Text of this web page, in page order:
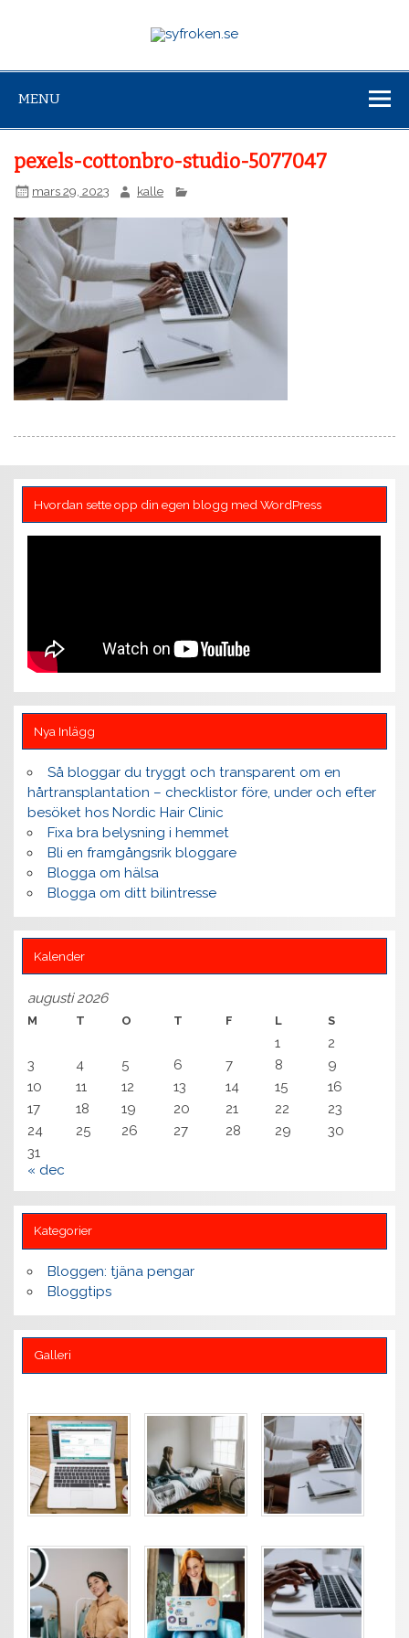
MENU
pexels-cottonbro-studio-5077047
mars 29, 2023 kalle
Hvordan sette opp din egen blogg med WordPress
Nya Inlägg
Så bloggar du tryggt och transparent om en
hårtransplantation – checklistor före, under och efter
besöket hos Nordic Hair Clinic
Fixa bra belysning i hemmet
Bli en framgångsrik bloggare
Blogga om hälsa
Blogga om ditt bilintresse
Kalender
augusti 2026
M T O T F L S
1
2
3
4 5 6 7 8
9
10
11 12 13 14 15
16
17
18 19 20 21 22
23
24
25 26 27 28 29
30
31
« dec
Kategorier
Bloggen: tjäna pengar
Bloggtips
Galleri